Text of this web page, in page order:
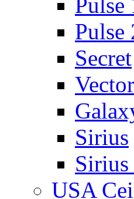
Pulse
Secret
Vector
Sirius
USA